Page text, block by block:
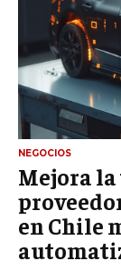
NEGOCIOS
Mejora
en Chile